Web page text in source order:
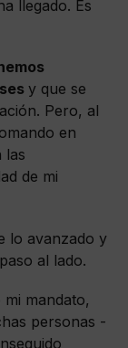
llegado. Es
y que se
Pero, al
en
las
de mi
lo avanzado y
al lado.
mandato,
personas -